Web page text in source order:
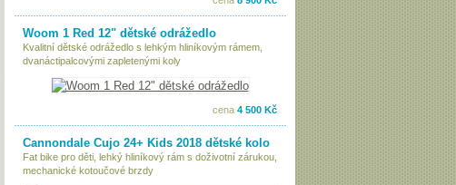
Woom 1 Red 12" dětské odrážedlo
Kvalitní dětské odrážedlo s lehkým hliníkovým rámem,
dvanáctipalcovými zapletenými koly
cena 4 500 Kč
Cannondale Cujo 24+ Kids 2018 dětské kolo
Fat bike pro děti, lehký hliníkový rám s doživotní zárukou,
mechanické kotoučové brzdy